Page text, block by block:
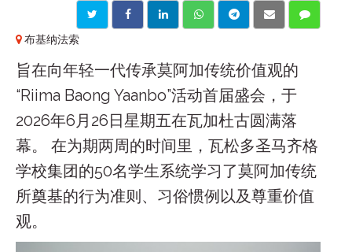
布基纳法索
旨在向年轻一代传承莫阿加传统价值观的
“Riima Baong Yaanbo”活动首届盛会，于
2026年6月26日星期五在瓦加杜古圆满落
幕。 在为期两周的时间里，瓦松多圣马齐格
学校集团的50名学生系统学习了莫阿加传统
所奠基的行为准则、习俗惯例以及尊重价值
观。